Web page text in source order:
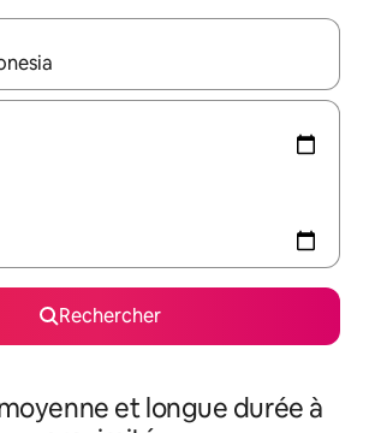
s'affichent, utilisez les flèches vers le
Rechercher
et longue durée à